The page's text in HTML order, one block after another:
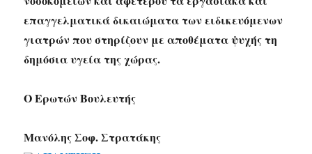
επαγγελματικά δικαιώματα των ειδικευόμενων
γιατρών που στηρίζουν με αποθέματα ψυχής τη
δημόσια υγεία της χώρας.
Ο Ερωτών Βουλευτής
Μανόλης Σοφ. Στρατάκης